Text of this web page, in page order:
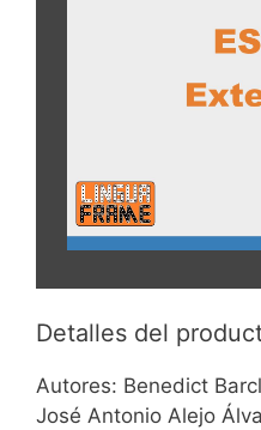
Detalles del
Autores: Benedict
José Antonio Alejo